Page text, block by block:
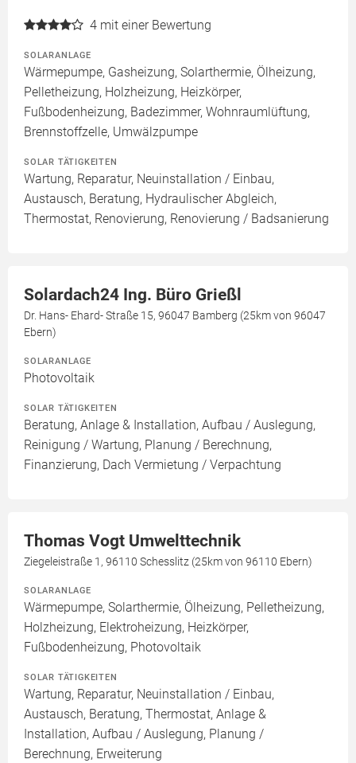
4 mit einer Bewertung
SOLARANLAGE
Wärmepumpe, Gasheizung, Solarthermie, Ölheizung,
Pelletheizung, Holzheizung, Heizkörper,
Fußbodenheizung, Badezimmer, Wohnraumlüftung,
Brennstoffzelle, Umwälzpumpe
SOLAR TÄTIGKEITEN
Wartung, Reparatur, Neuinstallation / Einbau,
Austausch, Beratung, Hydraulischer Abgleich,
Thermostat, Renovierung, Renovierung / Badsanierung
Solardach24 Ing. Büro Grießl
Dr. Hans- Ehard- Straße 15, 96047 Bamberg (25km von 96047
Ebern)
SOLARANLAGE
Photovoltaik
SOLAR TÄTIGKEITEN
Beratung, Anlage & Installation, Aufbau / Auslegung,
Reinigung / Wartung, Planung / Berechnung,
Finanzierung, Dach Vermietung / Verpachtung
Thomas Vogt Umwelttechnik
Ziegeleistraße 1, 96110 Schesslitz (25km von 96110 Ebern)
SOLARANLAGE
Wärmepumpe, Solarthermie, Ölheizung, Pelletheizung,
Holzheizung, Elektroheizung, Heizkörper,
Fußbodenheizung, Photovoltaik
SOLAR TÄTIGKEITEN
Wartung, Reparatur, Neuinstallation / Einbau,
Austausch, Beratung, Thermostat, Anlage &
Installation, Aufbau / Auslegung, Planung /
Berechnung, Erweiterung